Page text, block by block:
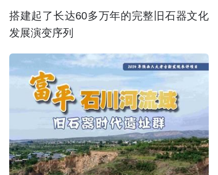
搭建起了长达60多万年的完整旧石器文化
发展演变序列